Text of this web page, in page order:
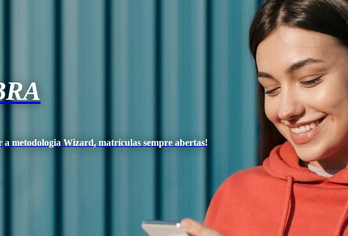
a metodologia Wizard, matrículas sempre abertas!